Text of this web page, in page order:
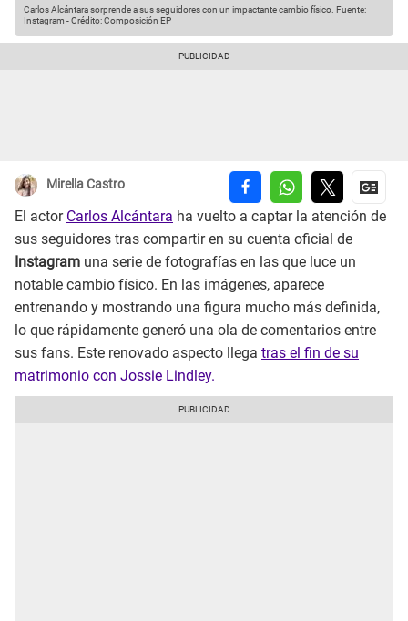
Carlos Alcántara sorprende a sus seguidores con un impactante cambio físico. Fuente:
Instagram -Crédito: Composición EP
Mirella Castro
El actor Carlos Alcántara ha vuelto a captar la atención de
sus seguidores tras compartir en su cuenta oficial de
Instagram una serie de fotografías en las que luce un
notable cambio físico. En las imágenes, aparece
entrenando y mostrando una figura mucho más definida,
lo que rápidamente generó una ola de comentarios entre
sus fans. Este renovado aspecto llega tras el fin de su
matrimonio con Jossie Lindley.